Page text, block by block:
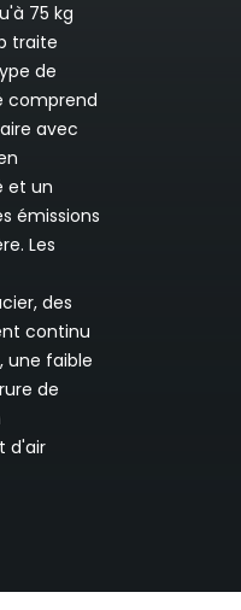
75 kg
traite
de
comprend
avec
et un
émissions
Les
des
continu
une faible
de
d'air